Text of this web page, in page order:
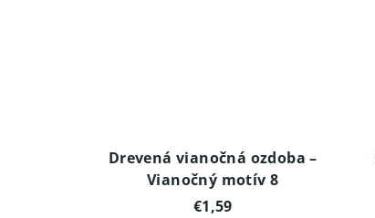
Drevená vianočná ozdoba –
Vianočný motív 8
€1,59